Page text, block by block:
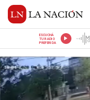
ESCUCHÁ
TU RADIO
PREFERIDA